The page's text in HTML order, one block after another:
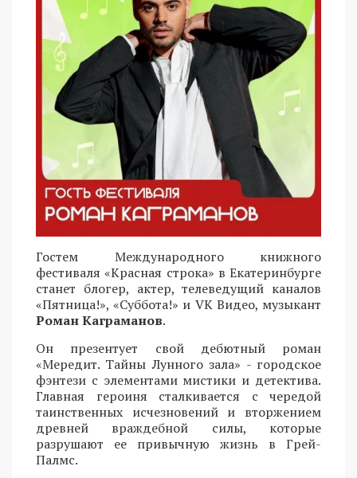
Гостем Международного книжного
фестиваля «Красная строка» в Екатеринбурге
станет блогер, актер, телеведущий каналов
«Пятница!», «Суббота!» и VK Видео, музыкант
Роман Каграманов.
Он презентует свой дебютный роман
«Мередит. Тайны Лунного зала» - городское
фэнтези с элементами мистики и детектива.
Главная героиня сталкивается с чередой
таинственных исчезновений и вторжением
древней враждебной силы, которые
разрушают ее привычную жизнь в Грей-
Палмс.